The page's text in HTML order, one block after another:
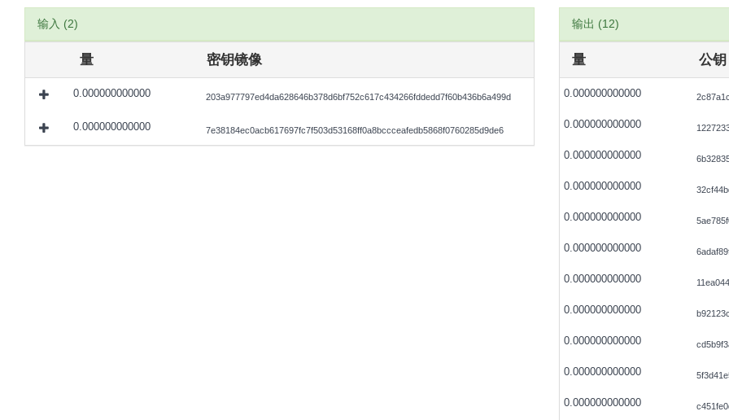
输入 (2)
量 密钥镜像
0.000000000000 203a977797ed4da628646b378d6bf752c617c434266fddedd7f60b436b6a499d
0.000000000000 7e38184ec0acb617697fc7f503d53168ff0a8bccceafedb5868f0760285d9de6
输出 (12)
量 公钥
0.000000000000
0.000000000000
0.000000000000
0.000000000000
0.000000000000
0.000000000000
0.000000000000
0.000000000000
0.000000000000
0.000000000000
0.000000000000